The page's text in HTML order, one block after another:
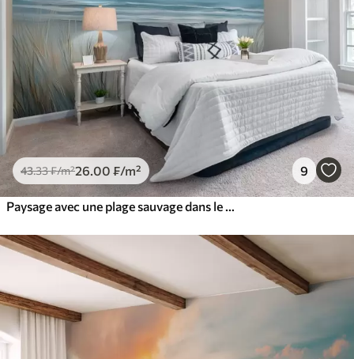
43.33₣/m²26.00 ₣/m² 9
Paysage avec une plage sauvage dans le style de la peinture à l'huile